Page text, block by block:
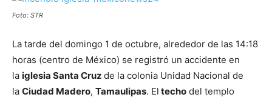
Foto: STR
La tarde del domingo 1 de octubre, alrededor de las 14:18
horas (centro de México) se registró un accidente en
la iglesia Santa Cruz de la colonia Unidad Nacional de
la Ciudad Madero, Tamaulipas. El techo del templo